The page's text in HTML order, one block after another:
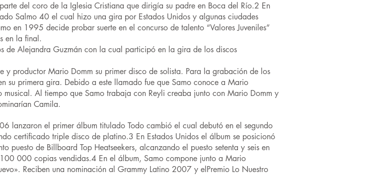
del coro de la Iglesia Cristiana que dirigía su padre en Boca del Río.2 En
Salmo 40 el cual hizo una gira por Estados Unidos y algunas ciudades
en 1995 decide probar suerte en el concurso de talento “Valores Juveniles”
en la final.
Alejandra Guzmán con la cual participó en la gira de los discos
productor Mario Domm su primer disco de solista. Para la grabación de los
su primera gira. Debido a este llamado fue que Samo conoce a Mario
Al tiempo que Samo trabaja con Reyli creaba junto con Mario Domm y
Camila.
lanzaron el primer álbum titulado Todo cambió el cual debutó en el segundo
certificado triple disco de platino.3 En Estados Unidos el álbum se posicionó
puesto de Billboard Top Heatseekers, alcanzando el puesto setenta y seis en
000 copias vendidas.4 En el álbum, Samo compone junto a Mario
Reciben una nominación al Grammy Latino 2007 y elPremio Lo Nuestro